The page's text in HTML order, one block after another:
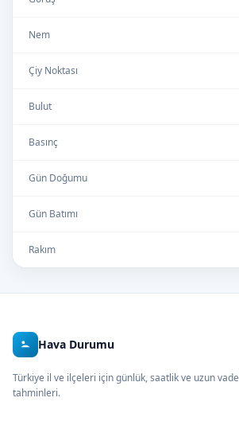
Nem
Çiy Noktası
Bulut
Basınç
Gün Doğumu
Gün Batımı
Rakım
Hava Durumu
Türkiye il ve ilçeleri için günlük, saatlik ve uzun
tahminleri.